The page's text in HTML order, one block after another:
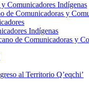
Comunicadores Indígenas
Comunicadoras y
Indígenas
de Comunicadoras y
al Territorio Q’eqchi’